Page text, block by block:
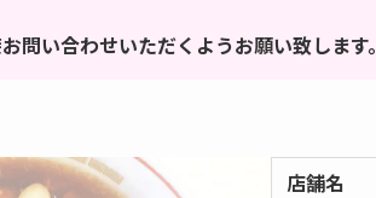
問い合わせいただくようお願い致します。
店舗名